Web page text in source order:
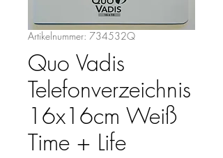
Artikelnummer: 734532Q
Quo Vadis
Telefonverzeichnis
16x16cm Weiß
Time + Life